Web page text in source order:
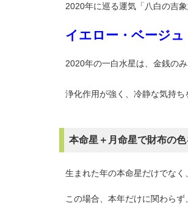
2020年に巡る運気「八白の吉
イエロー・ベージュ
2020年の一白水星は、金銭の
浄化作用が強く、冷静な気持ち
本命星＋月命星で財布の
生まれた年の本命星だけでなく
この場合、本年だけに関わらず